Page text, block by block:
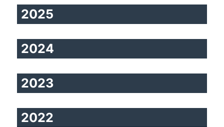
2025
2024
2023
2022